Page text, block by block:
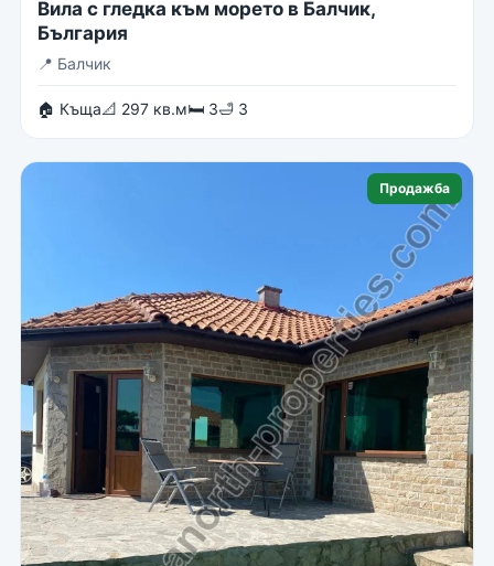
Вила с гледка към морето в Балчик,
България
📍 Балчик
🏠 Къща📐 297 кв.м🛏 3🛁 3
Продажба